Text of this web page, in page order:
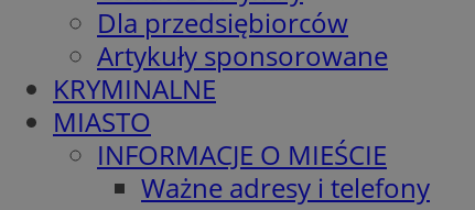
Dla przedsiębiorców
Artykuły sponsorowane
KRYMINALNE
MIASTO
INFORMACJE O MIEŚCIE
Ważne adresy i telefony